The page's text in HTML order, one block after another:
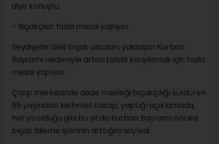
diye konuştu.
- Bıçakçılar fazla mesai yapıyor
Seydişehir'deki bıçak ustaları, yaklaşan Kurban
Bayramı nedeniyle artan talebi karşılamak için fazla
mesai yapıyor.
Çarşı merkezinde dede mesleği bıçakçılığı sürdüren
65 yaşındaki Mehmet Kasap, yaptığı açıklamada,
her yıl olduğu gibi bu yıl da Kurban Bayramı öncesi
bıçak bileme işlerinin arttığını söyledi.